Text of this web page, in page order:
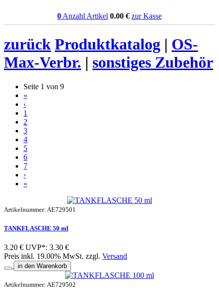
0 Anzahl Artikel 0.00 € zur Kasse
zurück Produktkatalog | OS-
Max-Verbr. | sonstiges Zubehör
Seite 1 von 9
«
‹
1
2
3
4
5
6
7
›
»
Artikelnummer: AE729501
TANKFLASCHE 50 ml
3.20 € UVP*: 3.30 €
Preis inkl. 19.00% MwSt. zzgl. Versand
in den Warenkorb
Artikelnummer: AE729502